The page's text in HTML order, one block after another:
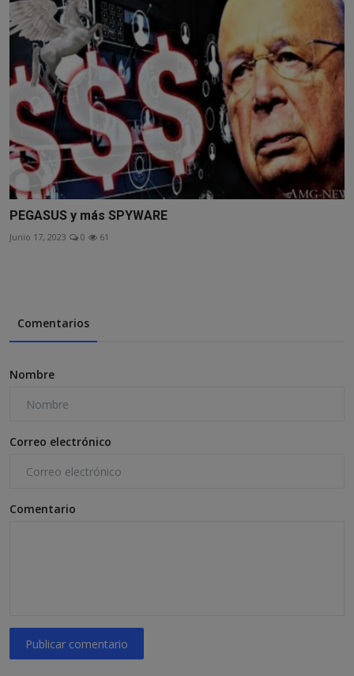
PEGASUS y más SPYWARE
Junio 17, 2023 0 61
Comentarios
Nombre
Correo electrónico
Comentario
Publicar comentario